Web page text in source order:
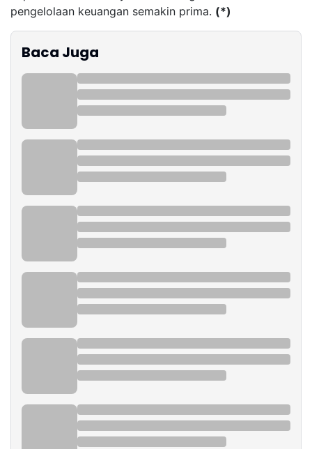
pengelolaan keuangan semakin prima. (*)
Baca Juga